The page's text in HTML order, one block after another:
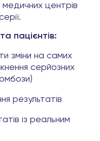
центрів
пацієнтів:
зміни на самих
серйозних
результатів
із реальним